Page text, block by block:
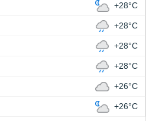
+28°C
+28°C
+28°C
+28°C
+26°C
+26°C